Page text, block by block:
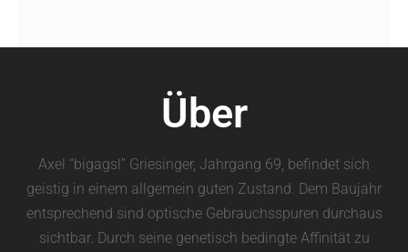
Über
Axel “bigagsl” Griesinger, Jahrgang 69, befindet sich
geistig in einem allgemein guten Zustand. Dem Baujahr
entsprechend sind optische Gebrauchsspuren durchaus
sichtbar. Durch seine genetisch bedingte Affinität zu